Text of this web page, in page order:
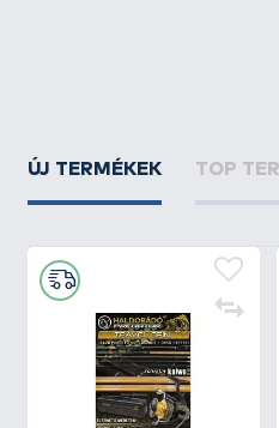
ÚJ TERMÉKEK TOP